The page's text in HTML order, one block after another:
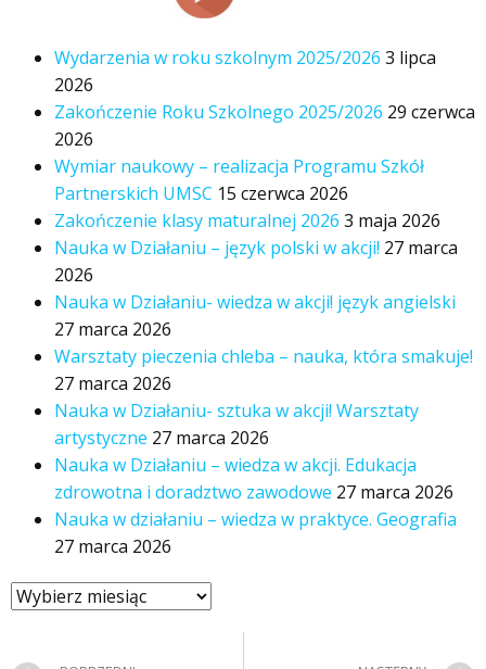
Wydarzenia w roku szkolnym 2025/2026 3 lipca
2026
Zakończenie Roku Szkolnego 2025/2026 29 czerwca
2026
Wymiar naukowy – realizacja Programu Szkół
Partnerskich UMSC 15 czerwca 2026
Zakończenie klasy maturalnej 2026 3 maja 2026
Nauka w Działaniu – język polski w akcji! 27 marca
2026
Nauka w Działaniu- wiedza w akcji! język angielski
27 marca 2026
Warsztaty pieczenia chleba – nauka, która smakuje!
27 marca 2026
Nauka w Działaniu- sztuka w akcji! Warsztaty
artystyczne 27 marca 2026
Nauka w Działaniu – wiedza w akcji. Edukacja
zdrowotna i doradztwo zawodowe 27 marca 2026
Nauka w działaniu – wiedza w praktyce. Geografia
27 marca 2026